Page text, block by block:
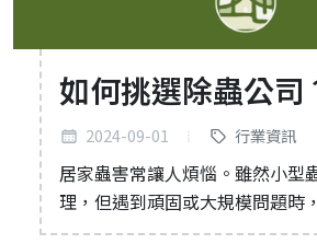
如何挑選除蟲公司
個重點，省荷包又
危機
2024-09-01 行業資訊
居家蟲害常讓人煩惱。雖然小型
理，但遇到頑固或大規模問題時
專業除蟲公司。一旦決定聘請專